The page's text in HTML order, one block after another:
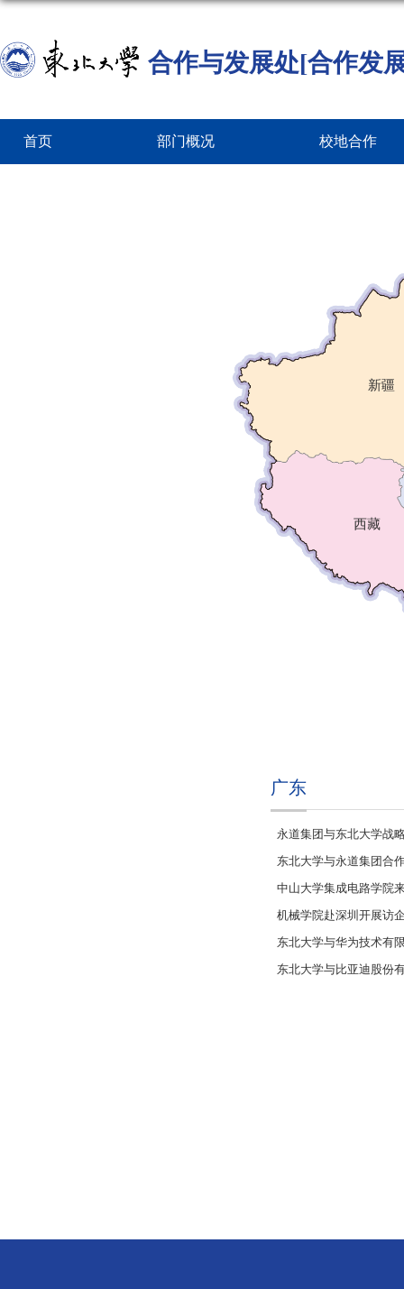
合作与发展处[合作发
首页 部门概况 校地合作
新疆
西藏
广东
永道集团与东北大学战
东北大学与永道集团合
中山大学集成电路学院
机械学院赴深圳开展访
东北大学与华为技术有
东北大学与比亚迪股份